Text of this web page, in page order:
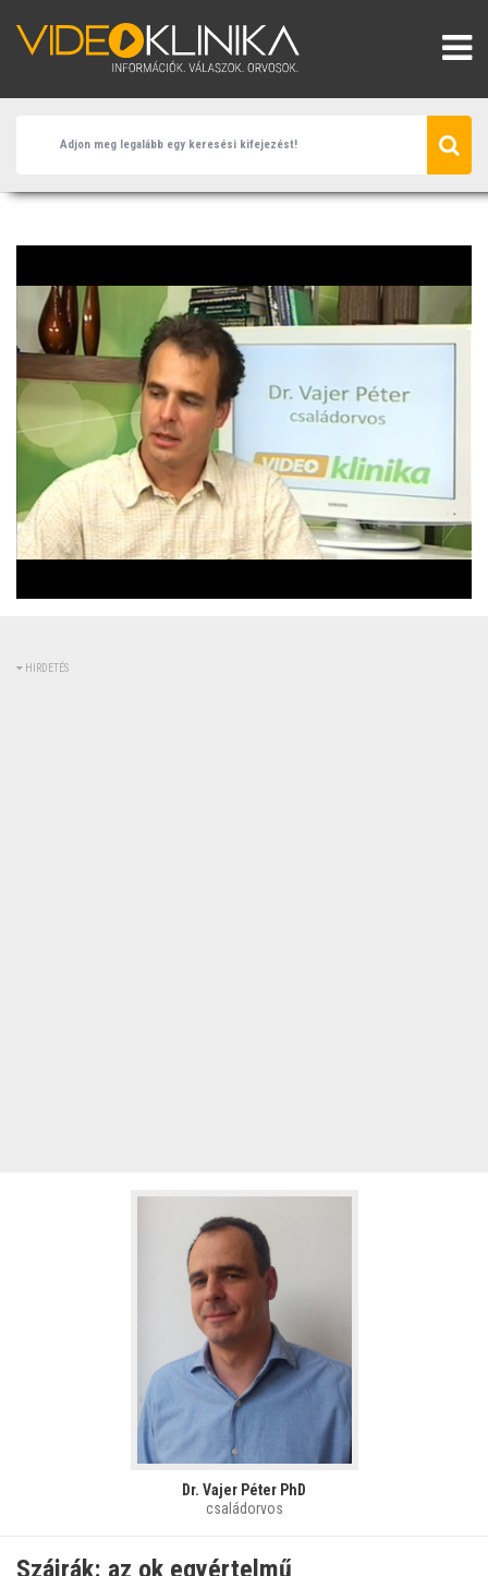
kikapcsolva
0%
0%
HIRDETÉS
Dr. Vajer Péter PhD
családorvos
Szájrák: az ok egyértelmű